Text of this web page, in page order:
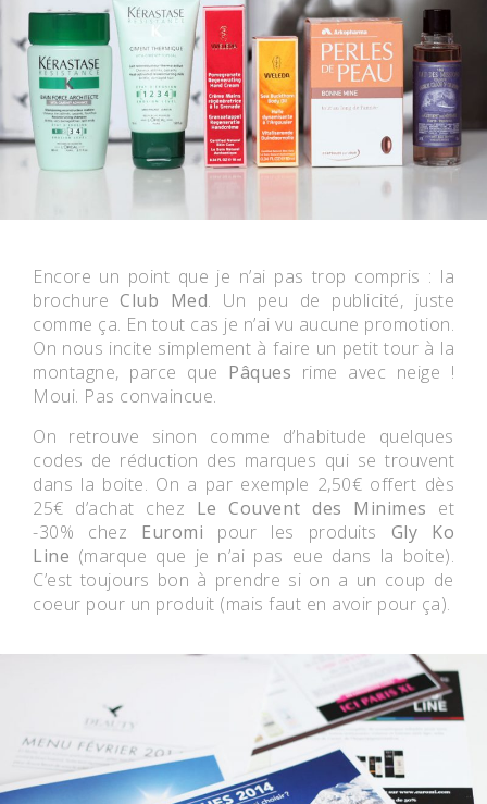
Encore un point que je n’ai pas trop compris : la
brochureClub Med. Un peu de publicité, juste
comme ça. En tout cas je n’ai vu aucune promotion.
On nous incite simplement à faire un petit tour à la
montagne, parce que Pâques rime avec neige !
Moui. Pas convaincue.
On retrouve sinon comme d’habitude quelques
codes de réduction des marques qui se trouvent
dans la boite. On a par exemple 2,50€ offert dès
25€ d’achat chez Le Couvent des Minimes et
-30% chez Euromi pour les produits Gly Ko
Line (marque que je n’ai pas eue dans la boite).
C’est toujours bon à prendre si on a un coup de
coeur pour un produit (mais faut en avoir pour ça).